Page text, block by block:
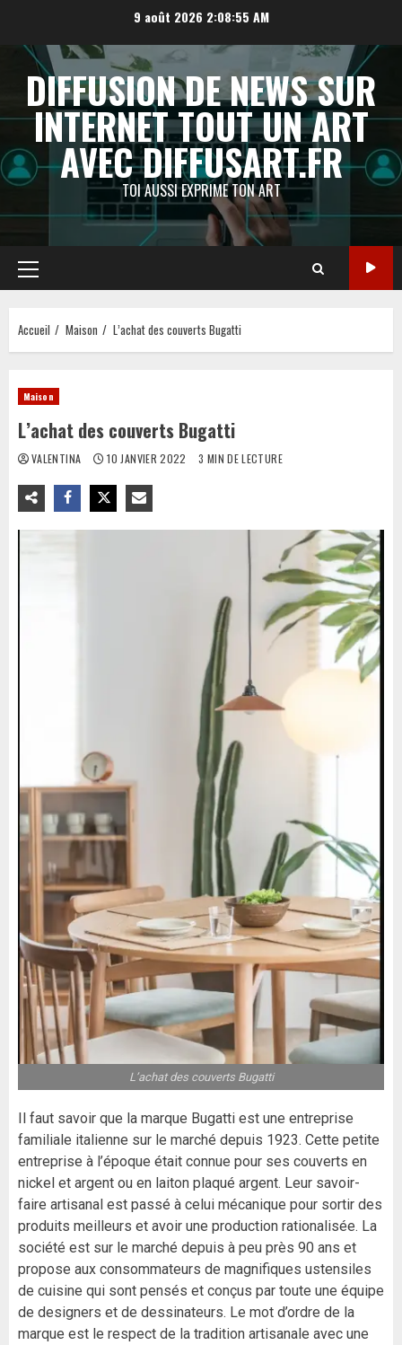
contenu
9 août 2026 2:08:56 AM
DIFFUSION DE NEWS SUR
INTERNET TOUT UN ART
AVEC DIFFUSART.FR
TOI AUSSI EXPRIME TON ART
Menu
principal
Accueil Maison L’achat des couverts Bugatti
Maison
L’achat des couverts Bugatti
VALENTINA 10 JANVIER 2022 3 MIN DE LECTURE
L’achat des couverts Bugatti
Il faut savoir que la marque Bugatti est une entreprise
familiale italienne sur le marché depuis 1923. Cette petite
entreprise à l’époque était connue pour ses couverts en
nickel et argent ou en laiton plaqué argent. Leur savoir-
faire artisanal est passé à celui mécanique pour sortir des
produits meilleurs et avoir une production rationalisée. La
société est sur le marché depuis à peu près 90 ans et
propose aux consommateurs de magnifiques ustensiles
de cuisine qui sont pensés et conçus par toute une équipe
de designers et de dessinateurs. Le mot d’ordre de la
marque est le respect de la tradition artisanale avec une